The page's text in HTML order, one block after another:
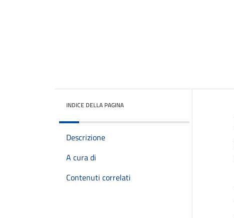
INDICE DELLA PAGINA
Descrizione
A cura di
Contenuti correlati